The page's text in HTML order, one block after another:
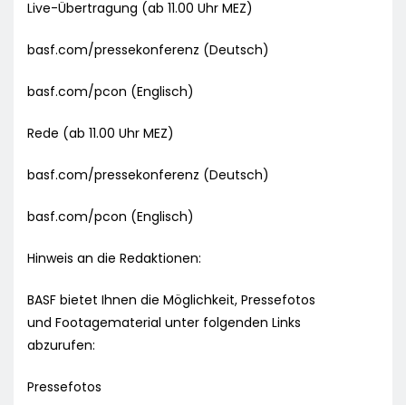
Live-Übertragung (ab 11.00 Uhr MEZ)
basf.com/pressekonferenz (Deutsch)
basf.com/pcon (Englisch)
Rede (ab 11.00 Uhr MEZ)
basf.com/pressekonferenz (Deutsch)
basf.com/pcon (Englisch)
Hinweis an die Redaktionen:
BASF bietet Ihnen die Möglichkeit, Pressefotos
und Footagematerial unter folgenden Links
abzurufen:
Pressefotos